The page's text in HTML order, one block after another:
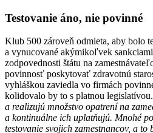
Testovanie áno, nie povinné
Klub 500 zároveň odmieta, aby bolo
a vynucované akýmikoľvek
zodpovednosti štátu na
povinnosť poskytovať zdravotnú
vyhláškou zaviedla vo firmách
kolidovalo by to s platnou
a realizujú množstvo opatrení na
a kontinuálne ich uplatňujú. Mnohé
testovanie svojich zamestnancov, a to